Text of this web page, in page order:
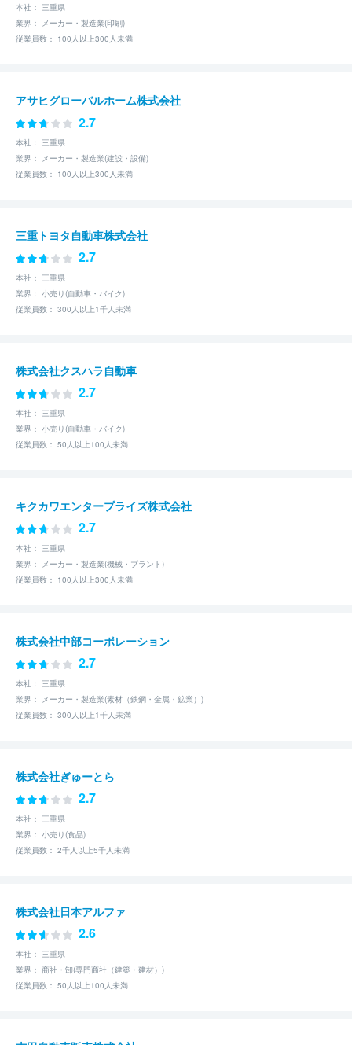
本社： 三重県
業界： メーカー・製造業(印刷)
従業員数： 100人以上300人未満
アサヒグローバルホーム株式会社
2.7
本社： 三重県
業界： メーカー・製造業(建設・設備)
従業員数： 100人以上300人未満
三重トヨタ自動車株式会社
2.7
本社： 三重県
業界： 小売り(自動車・バイク)
従業員数： 300人以上1千人未満
株式会社クスハラ自動車
2.7
本社： 三重県
業界： 小売り(自動車・バイク)
従業員数： 50人以上100人未満
キクカワエンタープライズ株式会社
2.7
本社： 三重県
業界： メーカー・製造業(機械・プラント)
従業員数： 100人以上300人未満
株式会社中部コーポレーション
2.7
本社： 三重県
業界： メーカー・製造業(素材（鉄鋼・金属・鉱業）)
従業員数： 300人以上1千人未満
株式会社ぎゅーとら
2.7
本社： 三重県
業界： 小売り(食品)
従業員数： 2千人以上5千人未満
株式会社日本アルファ
2.6
本社： 三重県
業界： 商社・卸(専門商社（建築・建材）)
従業員数： 50人以上100人未満